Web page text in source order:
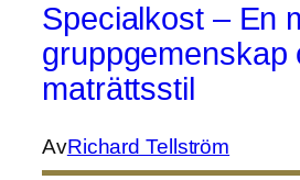
Specialkost – En
gruppgemenskap
maträttsstil
AvRichard Tellström